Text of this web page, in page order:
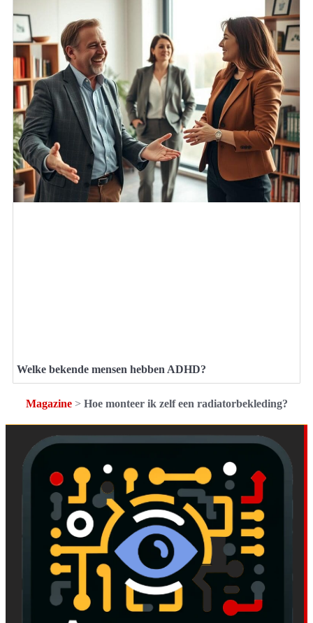
Welke bekende mensen hebben ADHD?
Magazine> Hoe monteer ik zelf een radiatorbekleding?